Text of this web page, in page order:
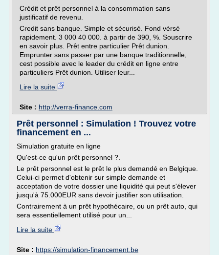
Crédit et prêt personnel à la consommation sans
justificatif de revenu.
Credit sans banque. Simple et sécurisé. Fond vérsé
rapidement. 3 000 40 000. à partir de 390, %. Souscrire
en savoir plus. Prêt entre particulier Prêt dunion.
Emprunter sans passer par une banque traditionnelle,
cest possible avec le leader du crédit en ligne entre
particuliers Prêt dunion. Utiliser leur...
Lire la suite
Site : http://verra-finance.com
Prêt personnel : Simulation ! Trouvez votre
financement en ...
Simulation gratuite en ligne
Qu'est-ce qu'un prêt personnel ?.
Le prêt personnel est le prêt le plus demandé en Belgique.
Celui-ci permet d'obtenir sur simple demande et
acceptation de votre dossier une liquidité qui peut s'élever
jusqu'à 75.000EUR sans devoir justifier son utilisation.
Contrairement à un prêt hypothécaire, ou un prêt auto, qui
sera essentiellement utilisé pour un...
Lire la suite
Site : https://simulation-financement.be